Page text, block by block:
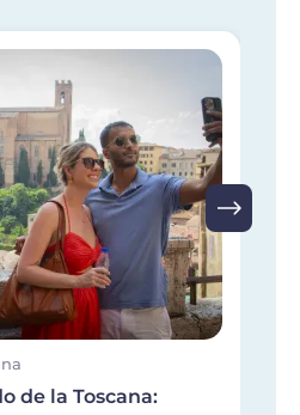
de la Toscana: